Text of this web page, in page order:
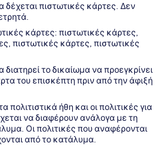
δέχεται πιστωτικές κάρτες. Δεν
κάρτες: πιστωτικές κάρτες,
πιστωτικές κάρτες, πιστωτικές
το δικαίωμα να προεγκρίνει
του επισκέπτη πριν από την άφιξή
πολιτιστικά ήθη και οι πολιτικές για
να διαφέρουν ανάλογα με τη
Οι πολιτικές που αναφέρονται
από το κατάλυμα.